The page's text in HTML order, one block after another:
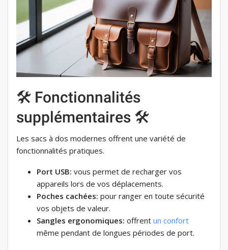
🛠 Fonctionnalités
supplémentaires 🛠
Les sacs à dos modernes offrent une variété de
fonctionnalités pratiques.
Port USB: vous permet de recharger vos
appareils lors de vos déplacements.
Poches cachées: pour ranger en toute sécurité
vos objets de valeur.
Sangles ergonomiques: offrent un confort
même pendant de longues périodes de port.